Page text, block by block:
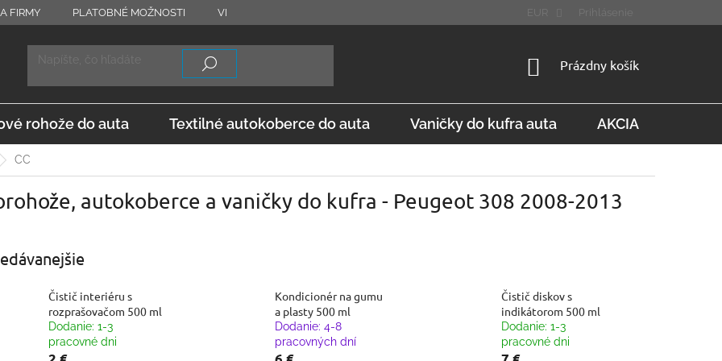
FIRMY PLATOBNÉ MOŽNOSTI VRÁTENIE TOVARU Prihlásenie
NÁKUPNÝ
Prázdny košík
rohože do auta Textilné autokoberce do auta Vaničky do kufra auta AKCIA
CC
autokoberce a vaničky do kufra - Peugeot 308 2008-2013
Čistič interiéru s
rozprašovačom 500 ml
Dodanie: 1-3
pracovné dni
Kondicionér na gumu
a plasty 500 ml
Dodanie: 4-8
pracovných dní
Čistič diskov s
indikátorom 500 ml
Dodanie: 1-3
pracovné dni